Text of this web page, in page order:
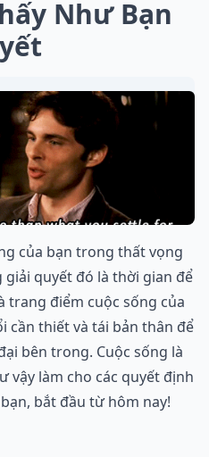
Như Bạn
của bạn trong thất vọng
quyết đó là thời gian để
trang điểm cuộc sống của
cần thiết và tái bản thân để
bên trong. Cuộc sống là
vậy làm cho các quyết định
bắt đầu từ hôm nay!